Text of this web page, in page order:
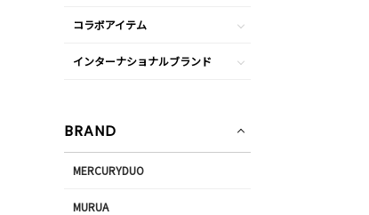
コラボアイテム
インターナショナルブランド
BRAND
MERCURYDUO
MURUA